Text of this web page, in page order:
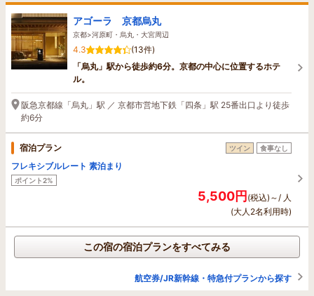
アゴーラ 京都烏丸
京都>河原町・烏丸・大宮周辺
4.3
(13件)
「烏丸」駅から徒歩約6分。京都の中心に位置するホテ
ル。
阪急京都線「烏丸」駅 ／ 京都市営地下鉄「四条」駅 25番出口より徒歩
約6分
宿泊プラン ツイン 食事なし
フレキシブルレート 素泊まり
ポイント2%
5,500円(税込)～/ 人
(大人2名利用時)
この宿の宿泊プランをすべてみる
航空券/JR新幹線・特急付プランから探す